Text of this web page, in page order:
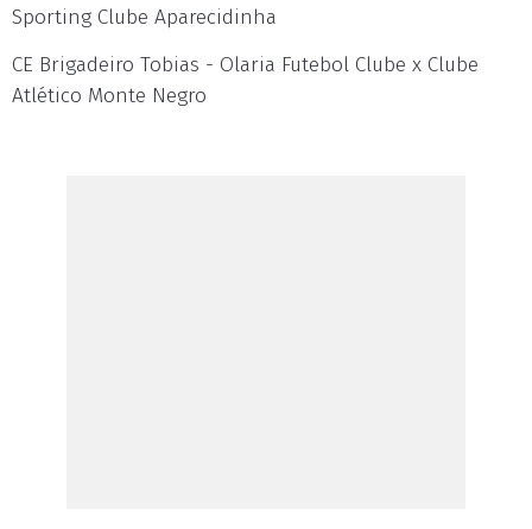
Sporting Clube Aparecidinha
CE Brigadeiro Tobias - Olaria Futebol Clube x Clube
Atlético Monte Negro